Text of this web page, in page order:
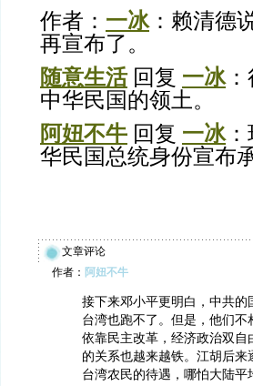
作者： 一冰：赖清德
再宣布了。
随意生活回复 一冰：
中华民国的领土。
阿妞不牛 回复 一冰：
华民国总统身份宣布
文章评论
作者： 阿妞不牛
接下来邓小平更明白，中共
台湾也跑不了。但是，他们
依靠民主改革，经济政治双
的关系也越来越铁。江胡后
台湾农民的待遇，哪怕大陆